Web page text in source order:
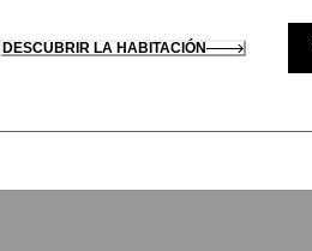
DESCUBRIR LA HABITACIÓN